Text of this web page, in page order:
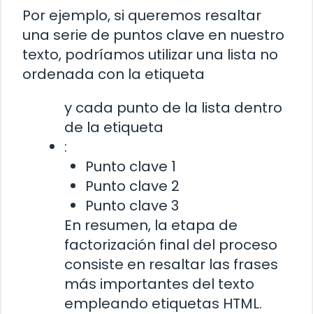
Por ejemplo, si queremos resaltar
una serie de puntos clave en nuestro
texto, podríamos utilizar una lista no
ordenada con la etiqueta
y cada punto de la lista dentro
de la etiqueta
:
Punto clave 1
Punto clave 2
Punto clave 3
En resumen, la etapa de
factorización final del proceso
consiste en resaltar las frases
más importantes del texto
empleando etiquetas HTML.